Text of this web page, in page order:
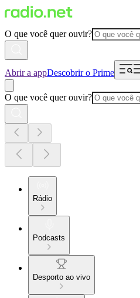
O que você quer ouvir?
Abrir a appDescobrir o Prime
O que você quer ouvir?
Rádio
Podcasts
Desporto ao vivo